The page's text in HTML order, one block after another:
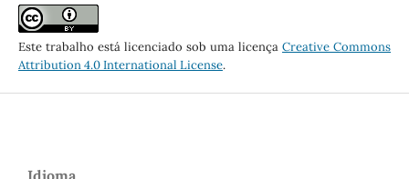
Este trabalho está licenciado sob uma licençaCreative Commons
Attribution 4.0 International License.